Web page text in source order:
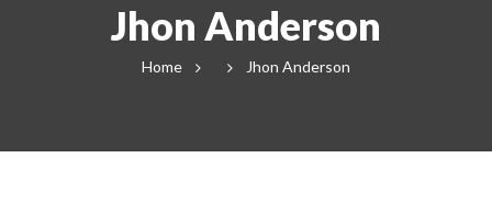
Jhon Anderson
Home Jhon Anderson